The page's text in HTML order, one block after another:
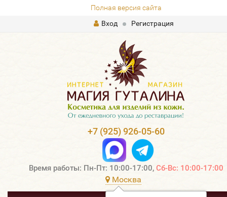
Полная версия сайта
Вход
Регистрация
+7 (925) 926-05-60
Время работы: Пн-Пт: 10:00-17:00, Сб-Вс: 10:00-17:00
Москва